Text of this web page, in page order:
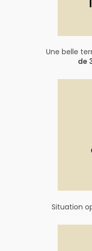
Une belle
de
Situation